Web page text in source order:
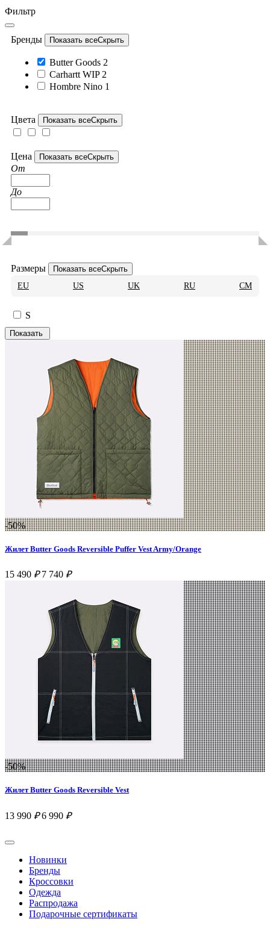
Фильтр
Бренды Показать всеСкрыть
Butter Goods 2
Carhartt WIP 2
Hombre Nino 1
Цвета Показать всеСкрыть
Цена Показать всеСкрыть
От
До
Размеры Показать всеСкрыть
EU
US UK RU CM
S
-50%
Жилет Butter Goods Reversible Puffer Vest Army/Orange
15 490 ₽ 7 740 ₽
-50%
Жилет Butter Goods Reversible Vest
13 990 ₽ 6 990 ₽
Новинки
Бренды
Кроссовки
Одежда
Распродажа
Подарочные сертификаты